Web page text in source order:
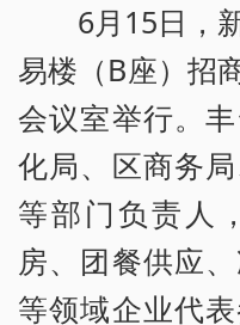
6月15日，
易楼（B座）招
会议室举行。
化局、区商务
等部门负责人
房、团餐供应
等领域企业代